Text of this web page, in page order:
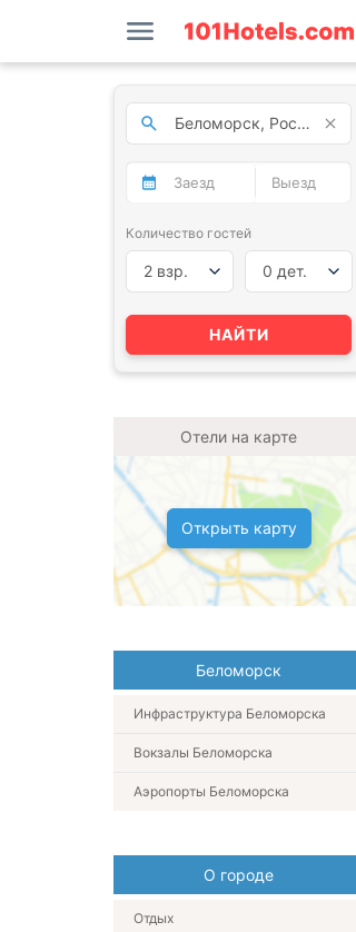
Количество гостей
2 взр. 0 дет.
НАЙТИ
Отели на карте
Открыть карту
Беломорск
Инфраструктура Беломорска
Вокзалы Беломорска
Аэропорты Беломорска
О городе
Отдых